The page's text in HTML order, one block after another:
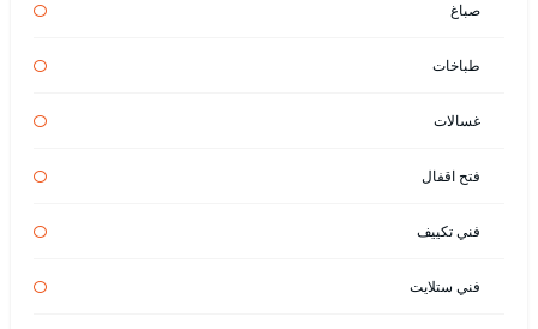
صباغ
طباخات
غسالات
فتح اقفال
فني تكييف
فني ستلايت